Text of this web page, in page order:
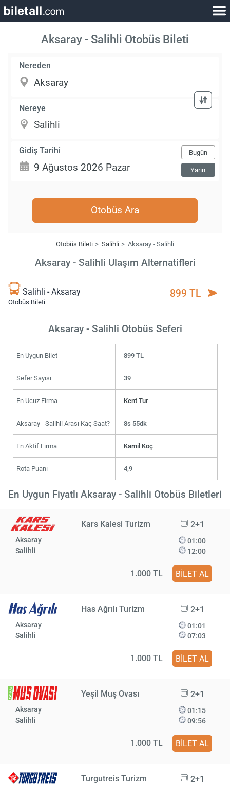
Aksaray - Salihli Otobüs Bileti
Nereden
Nereye
Gidiş Tarihi Bugün
Yarın
Otobüs Ara
Otobüs Bileti Salihli Aksaray - Salihli
Aksaray - Salihli Ulaşım Alternatifleri
Salihli - Aksaray
Otobüs Bileti
899 TL
Aksaray - Salihli Otobüs Seferi
En Uygun Bilet 899 TL
Sefer Sayısı 39
En Ucuz Firma Kent Tur
Aksaray - Salihli Arası Kaç Saat? 8s 55dk
En Aktif Firma Kamil Koç
Rota Puanı 4,9
En Uygun Fiyatlı Aksaray - Salihli Otobüs Biletleri
Kars Kalesi Turizm 2+1
Aksaray
Salihli
01:00
12:00
1.000 TL BİLET AL
Has Ağrılı Turizm 2+1
Aksaray
Salihli
01:01
07:03
1.000 TL BİLET AL
Yeşil Muş Ovası 2+1
Aksaray
Salihli
01:15
09:56
1.000 TL BİLET AL
Turgutreis Turizm 2+1